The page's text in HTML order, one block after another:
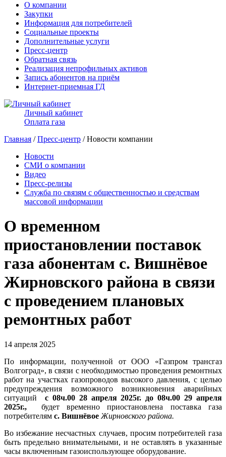
О компании
Закупки
Информация для потребителей
Социальные проекты
Дополнительные услуги
Пресс-центр
Обратная связь
Реализация непрофильных активов
Запись абонентов на приём
Интернет-приемная ГД
Личный кабинет
Оплата газа
Главная /Пресс-центр / Новости компании
Новости
СМИ о компании
Видео
Пресс-релизы
Служба по связям с общественностью и средствам
массовой информации
О временном
приостановлении поставок
газа абонентам с. Вишнёвое
Жирновского района в связи
с проведением плановых
ремонтных работ
14 апреля 2025
По информации, полученной от ООО «Газпром трансгаз
Волгоград», в связи с необходимостью проведения ремонтных
работ на участках газопроводов высокого давления, с целью
предупреждения возможного возникновения аварийных
ситуаций с 08ч.00 28 апреля 2025г. до 08ч.00 29 апреля
2025г.,
будет временно приостановлена поставка газа
потребителям с. Вишнёвое Жирновского района.
Во избежание несчастных случаев, просим потребителей газа
быть предельно внимательными, и не оставлять в указанные
часы включенным газоиспользующее оборудование.